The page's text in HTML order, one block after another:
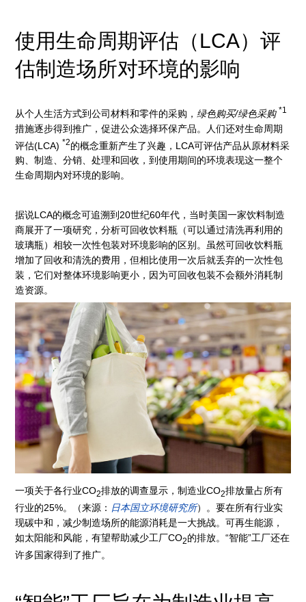
使用生命周期评估（LCA）评
估制造场所对环境的影响
从个人生活方式到公司材料和零件的采购， 绿色购买/绿色采购 *1
措施逐步得到推广，促进公众选择环保产品。人们还对生命周期
评估(LCA) *2的概念重新产生了兴趣，LCA可评估产品从原材料采
购、制造、分销、处理和回收，到使用期间的环境表现这一整个
生命周期内对环境的影响。
据说LCA的概念可追溯到20世纪60年代，当时美国一家饮料制造
商展开了一项研究，分析可回收饮料瓶（可以通过清洗再利用的
玻璃瓶）相较一次性包装对环境影响的区别。虽然可回收饮料瓶
增加了回收和清洗的费用，但相比使用一次后就丢弃的一次性包
装，它们对整体环境影响更小，因为可回收包装不会额外消耗制
造资源。
一项关于各行业CO2排放的调查显示，制造业CO2排放量占所有
行业的25%。（来源： 日本国立环境研究所）。要在所有行业实
现碳中和，减少制造场所的能源消耗是一大挑战。可再生能源，
如太阳能和风能，有望帮助减少工厂CO2的排放。“智能”工厂还在
许多国家得到了推广。